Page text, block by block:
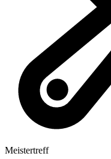
Meistertreff